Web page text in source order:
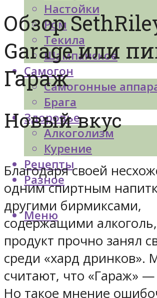
Настойки
Ром
Текила
Шампанское
Самогон
Самогонные
Брага
Здоровье
Алкоголизм
Курение
Рецепты
Разное
Меню
Обзор
Garage или
Гараж
Новый вкус
Благодаря своей
одним спиртным
другими бирмиксами,
содержащими
продукт прочно занял
среди «хард дринков».
считают, что «Гараж» —
Но такое мнение